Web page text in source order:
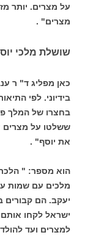
על מצרים. יותר
מצרים" .
שושלת מלכי
כאן מפליג ד" ר
בידיוני. לפי
בחצרו של המלך
ששלטו על
את יוסף" .
מלכים עם שמות
יעקב. הם קבורים
למצרים ועד